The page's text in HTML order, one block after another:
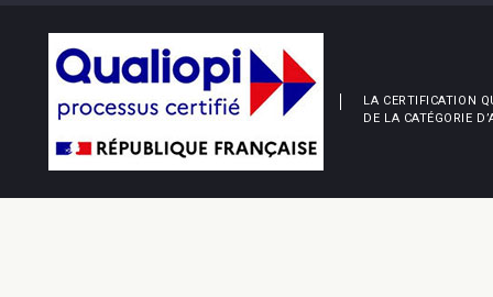
LA CERTIFICATION
DE LA CATÉGORIE